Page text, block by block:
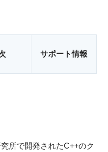
サポート情報
所で開発されたC++のク